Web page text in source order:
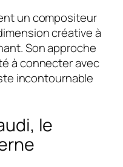
un compositeur
créative à
Son approche
à connecter avec
incontournable
le